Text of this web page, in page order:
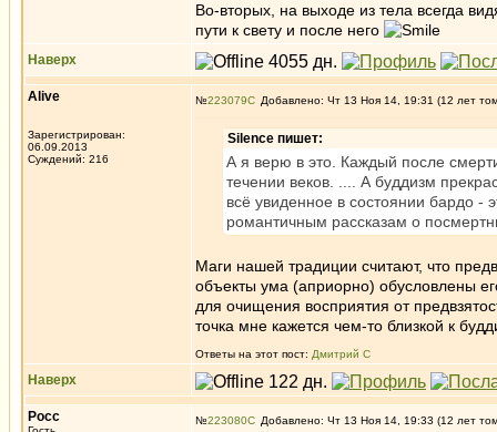
Во-вторых, на выходе из тела всегда
пути к свету и после него
Наверх
Alive
Зарегистрирован:
06.09.2013
Суждений: 216
№223079 Добавлено: Чт 13 Ноя 14, 19:31 (12 лет
Silence пишет:
А я верю в это. Каждый после
течении веков. .... А буддизм
всё увиденное в состоянии бардо
романтичным рассказам о
Маги нашей традиции считают, что
объекты ума (априорно) обусловлены
для очищения восприятия от
точка мне кажется чем-то близкой к
Ответы на этот пост: Дмитрий С
Наверх
Росс №223080 Добавлено: Чт 13 Ноя 14, 19:33 (12 лет